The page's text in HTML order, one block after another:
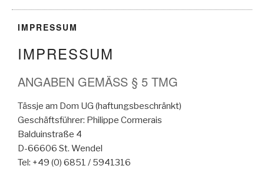
IMPRESSUM
IMPRESSUM
ANGABEN GEMÄSS § 5 TMG
Tässje am Dom UG (haftungsbeschränkt)
Geschäftsführer: Philippe Cormerais
Balduinstraße 4
D-66606 St. Wendel
Tel: +49 (0) 6851 / 5941316